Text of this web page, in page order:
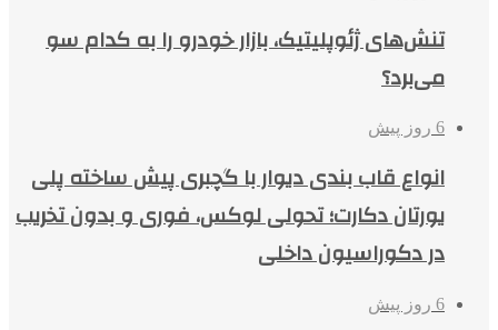
تنش‌های ژئوپلیتیک، بازار خودرو را به کدام سو
می‌برد؟
6 روز پیش
انواع قاب بندی دیوار با گچبری پیش ساخته پلی
یورتان دکارت؛ تحولی لوکس، فوری و بدون تخریب
در دکوراسیون داخلی
6 روز پیش